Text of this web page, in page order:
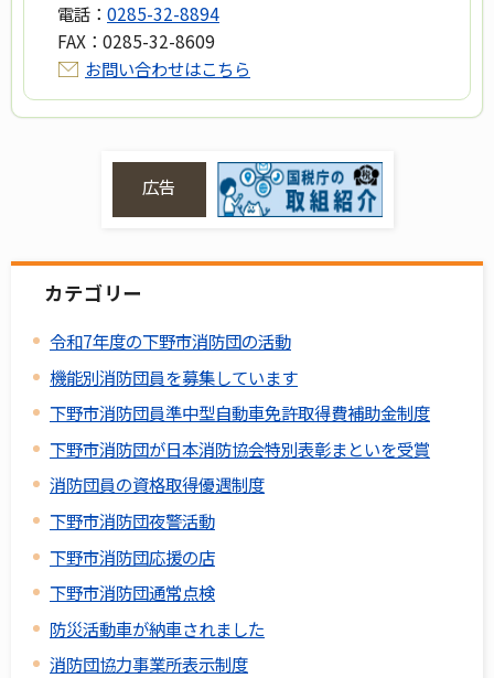
電話： 0285-32-8894
FAX： 0285-32-8609
お問い合わせはこちら
広告
カテゴリー
令和7年度の下野市消防団の活動
機能別消防団員を募集しています
下野市消防団員準中型自動車免許取得費補助金制度
下野市消防団が日本消防協会特別表彰まといを受賞
消防団員の資格取得優遇制度
下野市消防団夜警活動
下野市消防団応援の店
下野市消防団通常点検
防災活動車が納車されました
消防団協力事業所表示制度